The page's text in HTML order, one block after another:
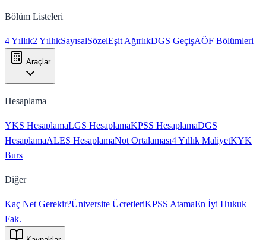
Bölüm Listeleri
4 Yıllık2 YıllıkSayısalSözelEşit AğırlıkDGS GeçişAÖF Bölümleri
Araçlar
Hesaplama
YKS HesaplamaLGS HesaplamaKPSS HesaplamaDGS
HesaplamaALES HesaplamaNot Ortalaması4 Yıllık MaliyetKYK
Burs
Diğer
Kaç Net Gerekir?Üniversite ÜcretleriKPSS AtamaEn İyi Hukuk
Fak.